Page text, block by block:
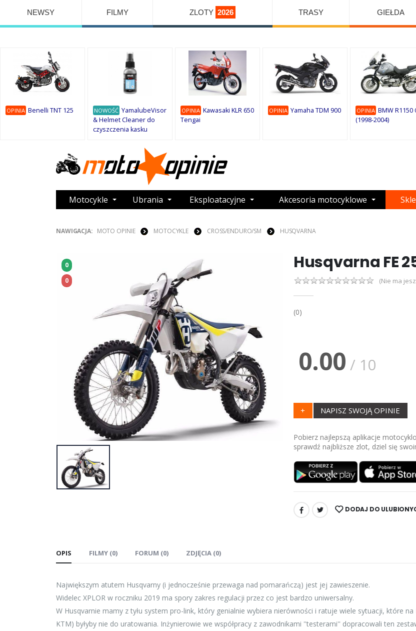
NEWSY FILMY ZLOTY 2026 TRASY GIEŁDA
OPINIA Benelli TNT 125 NOWOŚĆ YamalubeVisor
& Helmet Cleaner do
czyszczenia kasku
OPINIA Kawasaki KLR 650
Tengai
OPINIA Yamaha TDM 900 OPINIA BMW R1150
(1998-2004)
Motocykle Ubrania Eksploatacyjne Akcesoria motocyklowe
NAWIGACJA: MOTO OPINIE MOTOCYKLE CROSS/ENDURO/SM HUSQVARNA
0
0
Husqvarna FE
(Nie ma
(0)
0.00 / 10
+ NAPISZ SWOJĄ OPINIE
Pobierz najlepszą aplikacje
sprawdź najbliższe zlot, dziel się
UDOSTĘPNIJ: DODAJ DO
OPIS FILMY (0) FORUM (0) ZDJĘCIA (0)
Największym atutem Husqvarny (i jednocześnie przewaga nad pomarańczą) jest jej zawieszenie.
Widelec XPLOR w roczniku 2019 ma spory zakres regulacji przez co jest bardzo uniwersalny.
W Husqvarnie mamy z tyłu system pro-link, który genialnie wybiera nierówności i ratuje wiele sytuacji, które
KTM) byłyby nie do uratowania. Inżynierowie we współpracy z zawodnikami ''testerami'' dopracowali ten